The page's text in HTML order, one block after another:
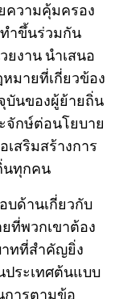
ความคุ้มครอง
ำขึ้นร่วมกัน
งาน นำเสนอ
มายที่เกี่ยวข้อง
บันของผู้ย้ายถิ่น
จักษ์ต่อนโยบาย
เสริมสร้างการ
นทุกคน
บด้านเกี่ยวกับ
ที่พวกเขาต้อง
าทที่สำคัญยิ่ง
ประเทศต้นแบบ
การตามข้อ